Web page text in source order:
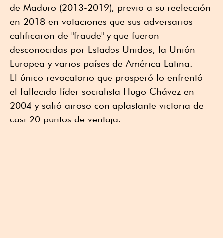
de Maduro (2013-2019), previo a su reelección
en 2018 en votaciones que sus adversarios
calificaron de "fraude" y que fueron
desconocidas por Estados Unidos, la Unión
Europea y varios países de América Latina.
El único revocatorio que prosperó lo enfrentó
el fallecido líder socialista Hugo Chávez en
2004 y salió airoso con aplastante victoria de
casi 20 puntos de ventaja.